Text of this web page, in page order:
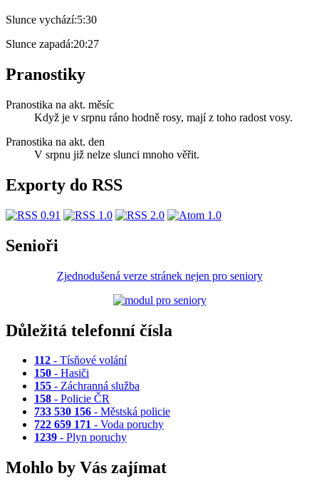
Slunce vychází:5:30
Slunce zapadá:20:27
Pranostiky
Pranostika na akt. měsíc
Když je v srpnu ráno hodně rosy, mají z toho radost vosy.
Pranostika na akt. den
V srpnu již nelze slunci mnoho věřit.
Exporty do RSS
Senioři
Zjednodušená verze stránek nejen pro seniory
Důležitá telefonní čísla
112 - Tísňové volání
150 - Hasiči
155 - Záchranná služba
158 - Policie ČR
733 530 156 - Městská policie
722 659 171 - Voda poruchy
1239 - Plyn poruchy
Mohlo by Vás zajímat